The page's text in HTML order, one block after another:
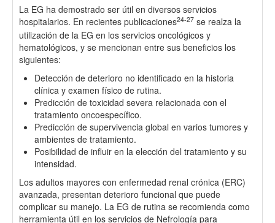
La EG ha demostrado ser útil en diversos servicios
hospitalarios. En recientes publicaciones24-27 se realza la
utilización de la EG en los servicios oncológicos y
hematológicos, y se mencionan entre sus beneficios los
siguientes:
Detección de deterioro no identificado en la historia
clínica y examen físico de rutina.
Predicción de toxicidad severa relacionada con el
tratamiento oncoespecífico.
Predicción de supervivencia global en varios tumores y
ambientes de tratamiento.
Posibilidad de influir en la elección del tratamiento y su
intensidad.
Los adultos mayores con enfermedad renal crónica (ERC)
avanzada, presentan deterioro funcional que puede
complicar su manejo. La EG de rutina se recomienda como
herramienta útil en los servicios de Nefrología para